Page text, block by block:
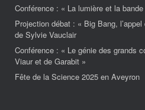
Conférence : « La lumière et la
Projection débat : « Big Bang,
de Sylvie Vauclair
Conférence : « Le génie des grands
Viaur et de Garabit »
Fête de la Science 2025 en Aveyron